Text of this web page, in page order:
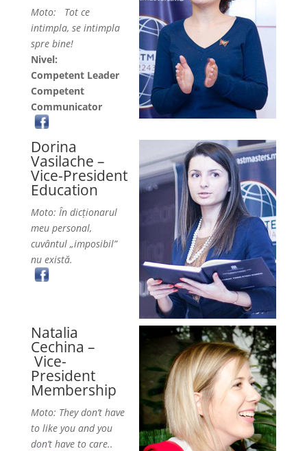
Moto: Tot ce
intimpla, se intimpla
spre bine!
Nivel:
Competent Leader
Competent
Communicator
Dorina
Vasilache –
Vice-President
Education
Moto: În dicţionarul
meu personal,
cuvântul „imposibil”
nu există.
Natalia
Cechina –
Vice-
President
Membership
Moto: They don’t have
to like you and you
don’t have to care..